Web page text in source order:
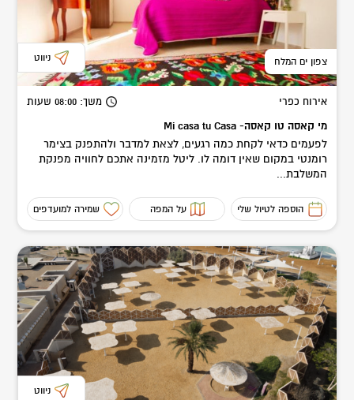
צפון ים המלח ניווט
אירוח כפרי משך: 08:00 שעות
מי קאסה טו קאסה- Mi casa tu Casa
לפעמים כדאי לקחת כמה רגעים, לצאת למדבר ולהתפנק בצימר
רומנטי במקום שאין דומה לו. ליטל מזמינה אתכם לחוויה מפנקת
המשלבת...
הוספה לטיול שלי על המפה שמירה למועדפים
ניווט